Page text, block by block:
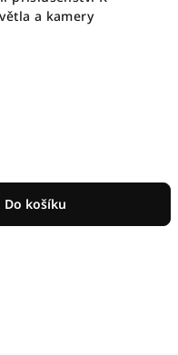
a kamery
Do košíku